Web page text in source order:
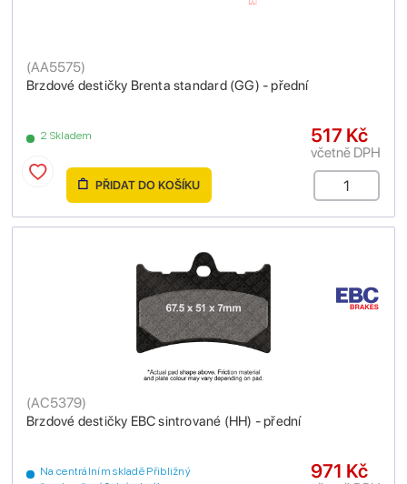
Brzdové destičky Brenta standard (GG) - přední
(AA5575)
2 Skladem 517 Kč
včetně DPH
PŘIDAT DO KOŠÍKU
Brzdové destičky EBC sintrované (HH) - přední
(AC5379)
Na centrálním skladě Přibližný
971 Kč